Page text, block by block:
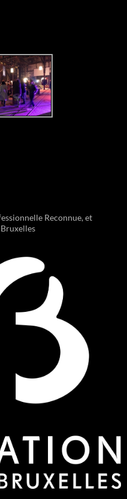
Reconnue, et